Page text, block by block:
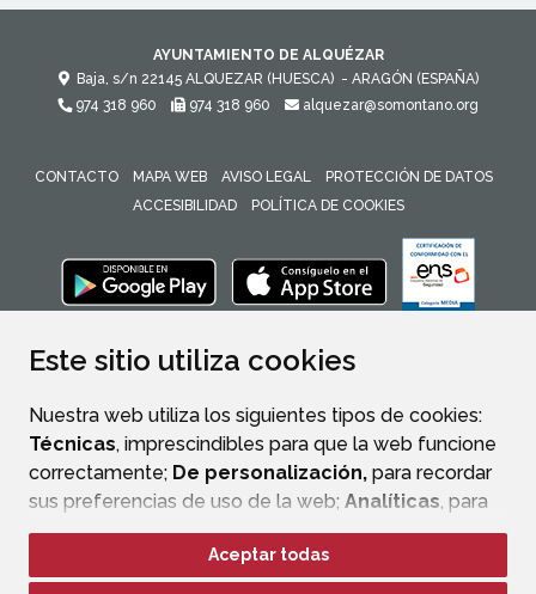
Este sitio utiliza cookies
Nuestra web utiliza los siguientes tipos de cookies:
Técnicas, imprescindibles para que la web funcione
correctamente; De personalización, para recordar
sus preferencias de uso de la web; Analíticas, para
mejorar el funcionamiento de la web y sus servicios.
Si acepta pulsando el botón“Aceptar todas”
Aceptar todas
AYUNTAMIENTO DE ALQUÉZAR
Baja, s/n 22145 ALQUEZAR (HUESCA) - ARAGÓN (ESPAÑA)
974 318 960
974 318 960 alquezar@somontano.org
CONTACTO MAPA WEB AVISO LEGAL
PROTECCIÓN DE DATOS
ACCESIBILIDAD
POLÍTICA DE COOKIES